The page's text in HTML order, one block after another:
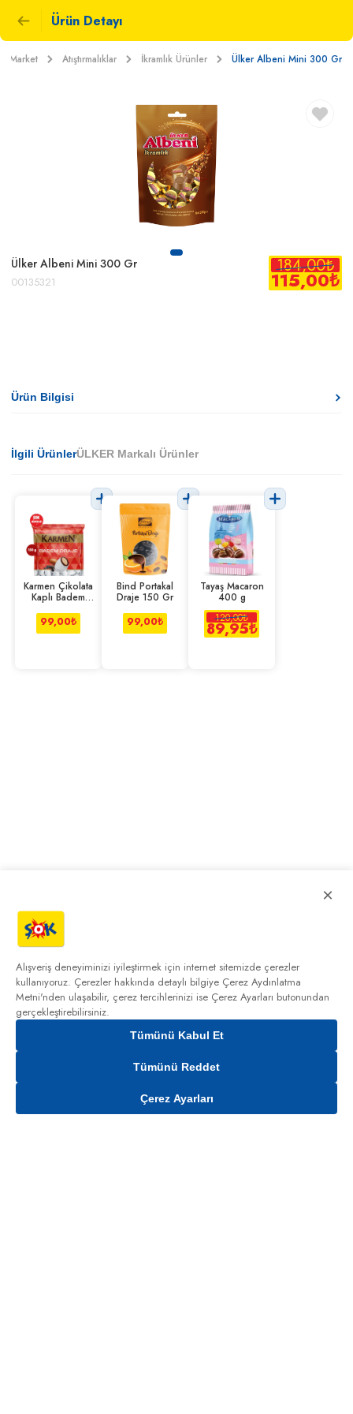
Ürün Detayı
Market Atıştırmalıklar İkramlık Ürünler Ülker Albeni Mini 300 Gr
Ülker Albeni Mini 300 Gr
00135321
184,00₺
115,00₺
Gelince Haber Ver
Ürün Bilgisi
İlgili ÜrünlerÜLKER Markalı Ürünler
Karmen Çikolata
Kaplı Badem
99,00₺
Bind Portakal
Draje 150 Gr
99,00₺
Tayaş Macaron
400 g
120,00₺
89,95₺
×
Alışveriş deneyiminizi iyileştirmek için internet sitemizde çerezler
kullanıyoruz. Çerezler hakkında detaylı bilgiye Çerez Aydınlatma
Metni'nden ulaşabilir, çerez tercihlerinizi ise Çerez Ayarları butonundan
gerçekleştirebilirsiniz.
Tümünü Kabul Et
Tümünü Reddet
Çerez Ayarları